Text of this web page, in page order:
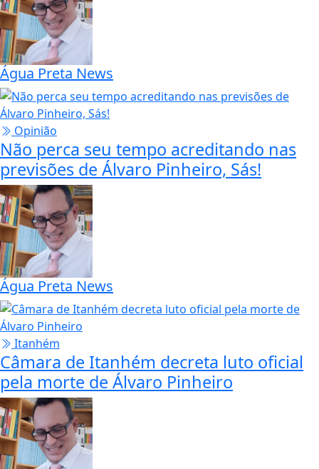
Água Preta News
Opinião
Não perca seu tempo acreditando nas
previsões de Álvaro Pinheiro, Sás!
Água Preta News
Itanhém
Câmara de Itanhém decreta luto oficial
pela morte de Álvaro Pinheiro